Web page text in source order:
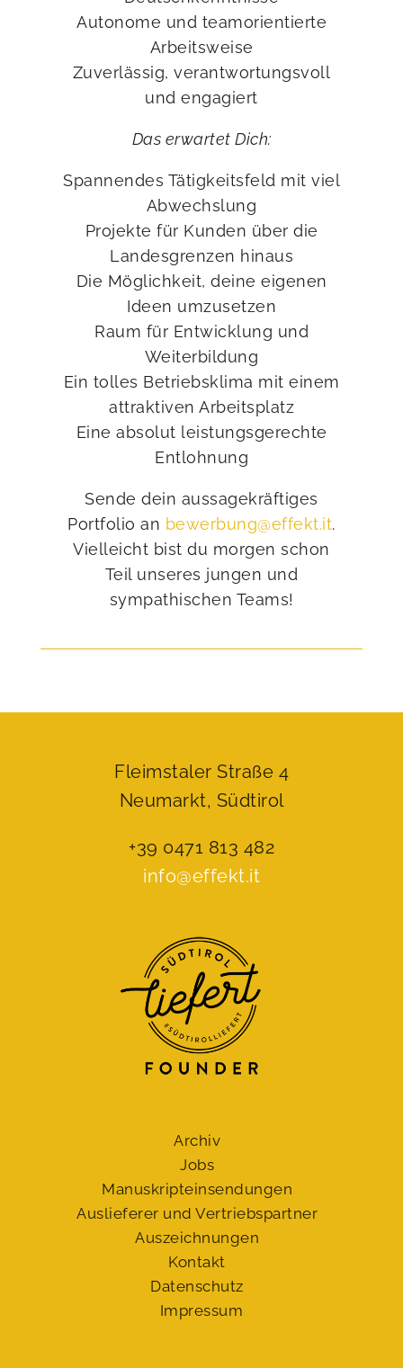
Autonome und teamorientierte
Arbeitsweise
Zuverlässig, verantwortungsvoll
und engagiert
Das erwartet Dich:
Spannendes Tätigkeitsfeld mit viel
Abwechslung
Projekte für Kunden über die
Landesgrenzen hinaus
Die Möglichkeit, deine eigenen
Ideen umzusetzen
Raum für Entwicklung und
Weiterbildung
Ein tolles Betriebsklima mit einem
attraktiven Arbeitsplatz
Eine absolut leistungsgerechte
Entlohnung
Sende dein aussagekräftiges
Portfolio an bewerbung@effekt.it.
Vielleicht bist du morgen schon
Teil unseres jungen und
sympathischen Teams!
Fleimstaler Straße 4
Neumarkt, Südtirol
+39 0471 813 482
info@effekt.it
Archiv
Jobs
Manuskript­einsendungen
Auslieferer und Vertriebspartner
Auszeichnungen
Kontakt
Datenschutz
Impressum